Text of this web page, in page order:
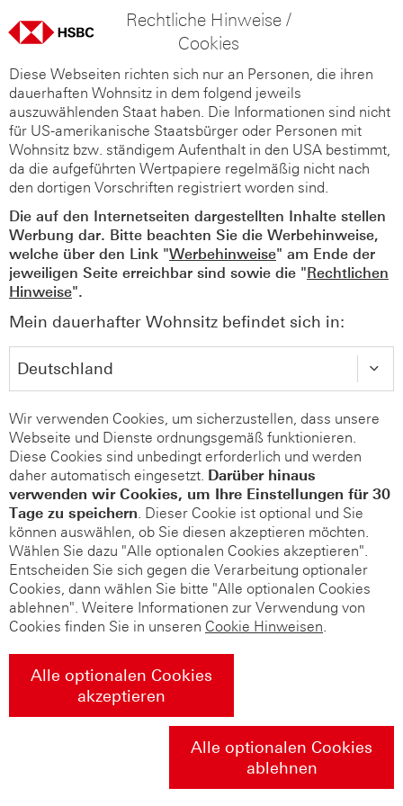
Rechtliche Hinweise /
Cookies
Diese Webseiten richten sich nur an Personen, die ihren
dauerhaften Wohnsitz in dem folgend jeweils
auszuwählenden Staat haben. Die Informationen sind nicht
für US-amerikanische Staatsbürger oder Personen mit
Wohnsitz bzw. ständigem Aufenthalt in den USA bestimmt,
da die aufgeführten Wertpapiere regelmäßig nicht nach
den dortigen Vorschriften registriert worden sind.
Die auf den Internetseiten dargestellten Inhalte stellen
Werbung dar. Bitte beachten Sie die Werbehinweise,
welche über den Link "Werbehinweise" am Ende der
jeweiligen Seite erreichbar sind sowie die "Rechtlichen
Hinweise".
Mein dauerhafter Wohnsitz befindet sich in:
Wir verwenden Cookies, um sicherzustellen, dass unsere
Webseite und Dienste ordnungsgemäß funktionieren.
Diese Cookies sind unbedingt erforderlich und werden
daher automatisch eingesetzt. Darüber hinaus
verwenden wir Cookies, um Ihre Einstellungen für 30
Tage zu speichern. Dieser Cookie ist optional und Sie
können auswählen, ob Sie diesen akzeptieren möchten.
Wählen Sie dazu "Alle optionalen Cookies akzeptieren".
Entscheiden Sie sich gegen die Verarbeitung optionaler
Cookies, dann wählen Sie bitte "Alle optionalen Cookies
ablehnen". Weitere Informationen zur Verwendung von
Cookies finden Sie in unseren Cookie Hinweisen.
Alle optionalen Cookies
akzeptieren
Alle optionalen Cookies
ablehnen